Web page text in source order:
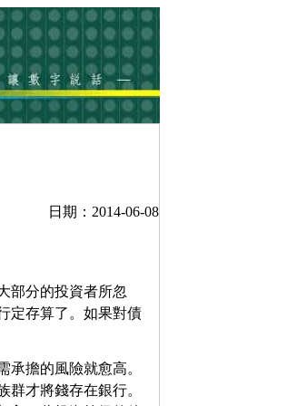
日期：2014-06-08
部分的投資者所忽
定存算了。如果對債
擔的風險就愈高。
才將錢存在銀行。